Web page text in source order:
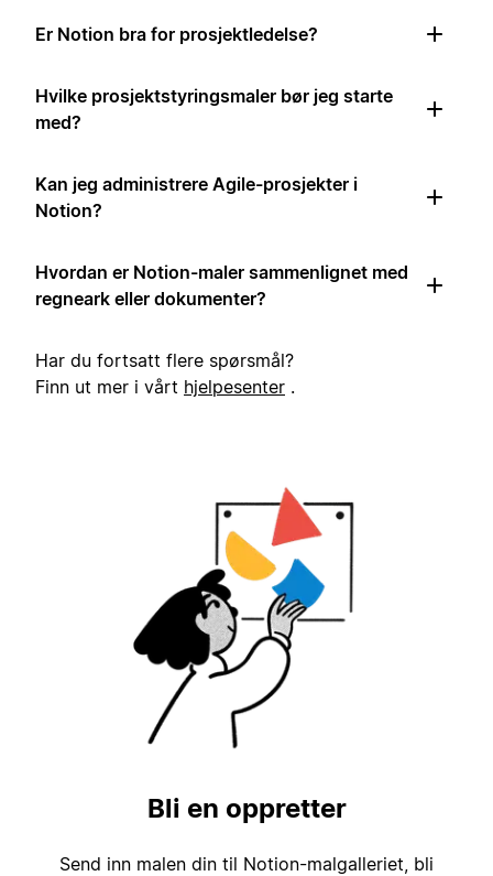
Er Notion bra for prosjektledelse?
Hvilke prosjektstyringsmaler bør jeg starte
med?
Kan jeg administrere Agile-prosjekter i
Notion?
Hvordan er Notion-maler sammenlignet med
regneark eller dokumenter?
Har du fortsatt flere spørsmål?
Finn ut mer i vårt hjelpesenter .
Bli en oppretter
Send inn malen din til Notion-malgalleriet, bli